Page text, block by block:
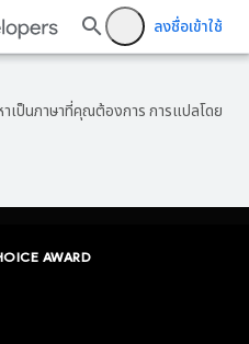
ลงชื่อเข้าใช้
าเป็นภาษาที่คุณต้องการ การแปลโดย
AWARD